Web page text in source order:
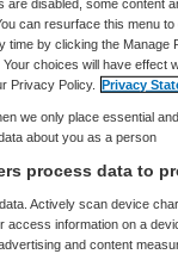
beschikbaar
blij met elke
doen om
aldus
Leisink. Wie
can resurface this menu
time by clicking the Manage
choices will have effect
Privacy Policy.
Privacy
we only place essential
about you as a person
process data to
Actively scan device
access information on a
and content